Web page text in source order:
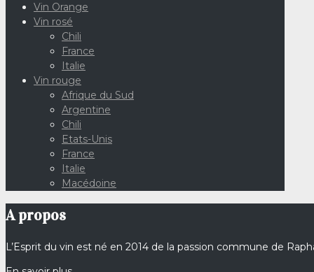
Vin Orange
Vin rosé
Chili
France
Italie
Vin rouge
Afrique du Sud
Argentine
Chili
Etats-Unis
France
Italie
Macédoine
A propos
L’Esprit du vin est né en 2014 de la passion commune de